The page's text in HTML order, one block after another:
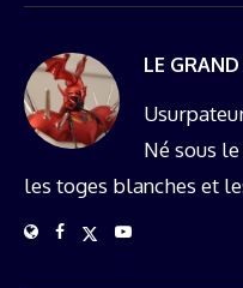
LE
Né sous
les toges blanches et